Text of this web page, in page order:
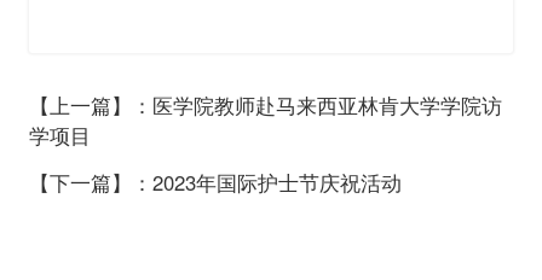
【上一篇】：医学院教师赴马来西亚林肯大学学院访
学项目
【下一篇】：2023年国际护士节庆祝活动